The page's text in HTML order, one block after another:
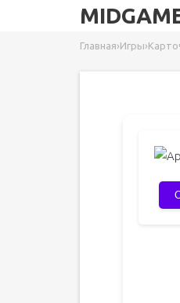
Главная›Игры›